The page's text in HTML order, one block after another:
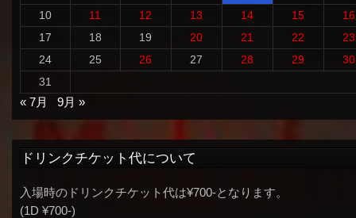
10
11 12 13 14 15
16
17
18 19 20 21 22
23
24
25 26 27 28 29
30
31
« 7月
9月 »
ドリンクチケット代について
入場時のドリンクチケット代は¥700-となります。
(1D ¥700-)